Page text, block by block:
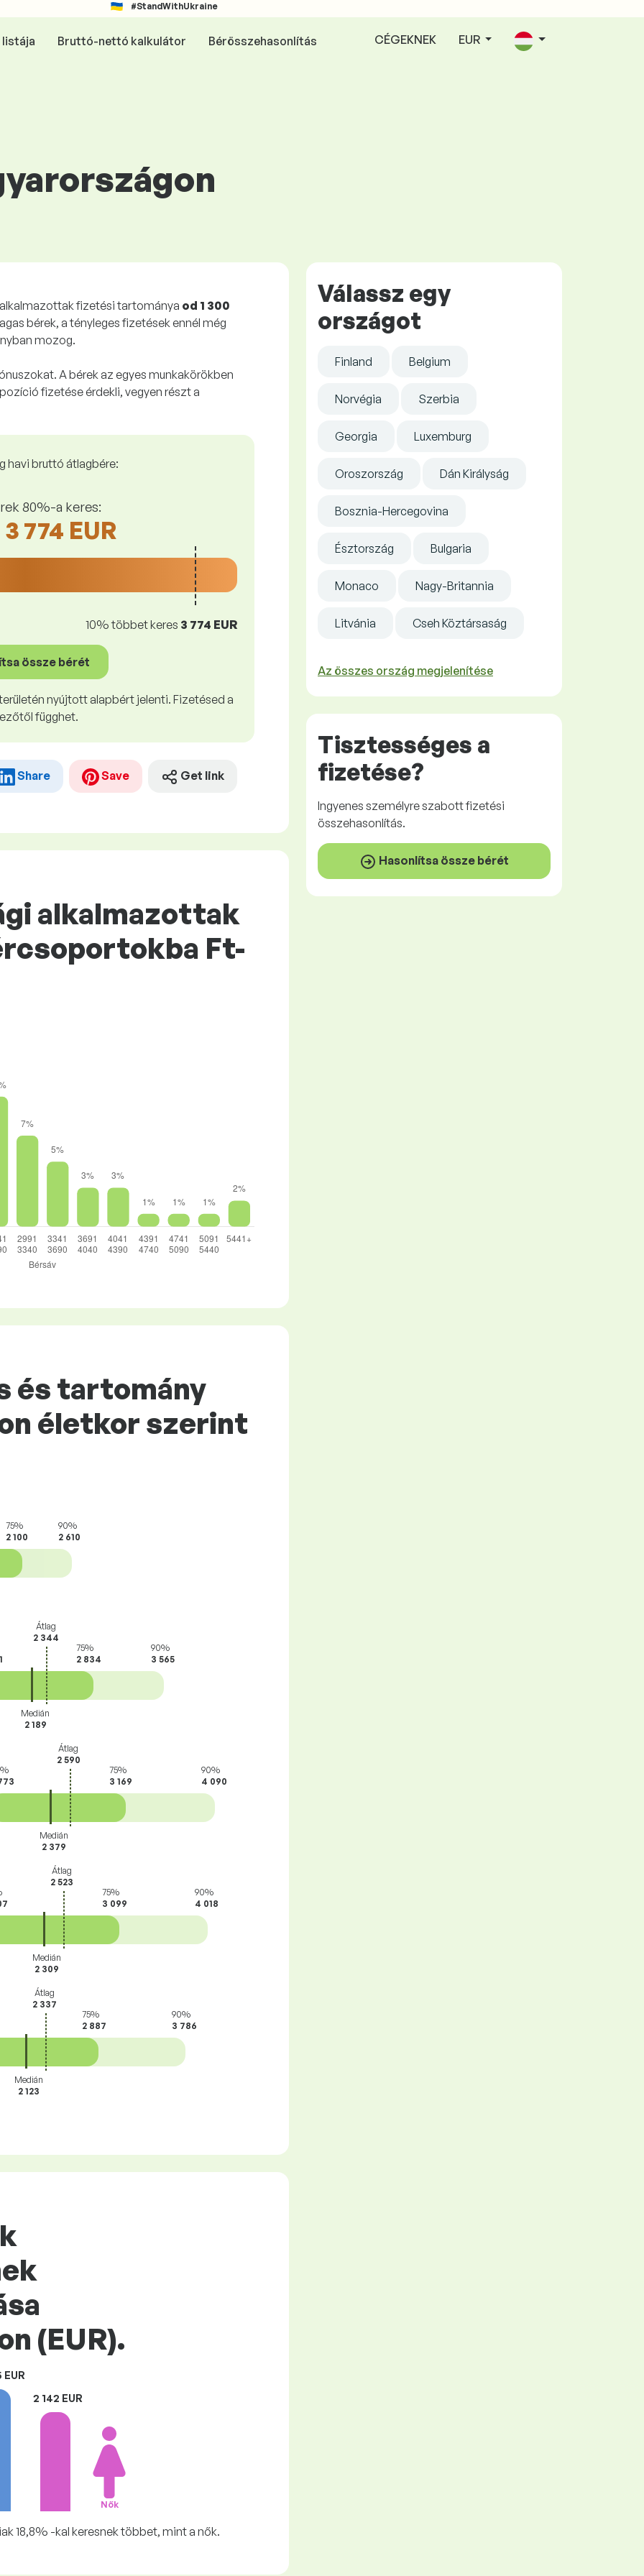
#StandWithUkraine
Bruttó-nettó kalkulátor Bérösszehasonlítás CÉGEKNEK EUR
fizetési tartománya od 1 300
bérek, a tényleges fizetések ennél még
mozog.
A bérek az egyes munkakörökben
fizetése érdekli, vegyen részt a
havi bruttó átlagbére:
80%-a keres:
3 774 EUR
10% többet keres 3 774 EUR
össze bérét
nyújtott alapbért jelenti. Fizetésed a
függhet.
Share Save Get link
alkalmazottak
Ft-
és tartomány
életkor szerint
75%
2 100
90%
2 610
Átlag
2 344
Medián
2 189
75%
2 834
90%
3 565
Átlag
2 590
Medián
2 379
75%
3 169
90%
4 090
Átlag
2 523
Medián
2 309
75%
3 099
90%
4 018
Átlag
2 337
Medián
2 123
75%
2 887
90%
3 786
(EUR).
EUR
2 142 EUR
Nők
18,8% -kal keresnek többet, mint a nők.
Válassz egy
országot
Finland Belgium
Norvégia Szerbia
Georgia Luxemburg
Oroszország Dán Királyság
Bosznia-Hercegovina
Észtország Bulgaria
Monaco Nagy-Britannia
Litvánia Cseh Köztársaság
Az összes ország megjelenítése
Tisztességes a
fizetése?
Ingyenes személyre szabott fizetési
összehasonlítás.
Hasonlítsa össze bérét